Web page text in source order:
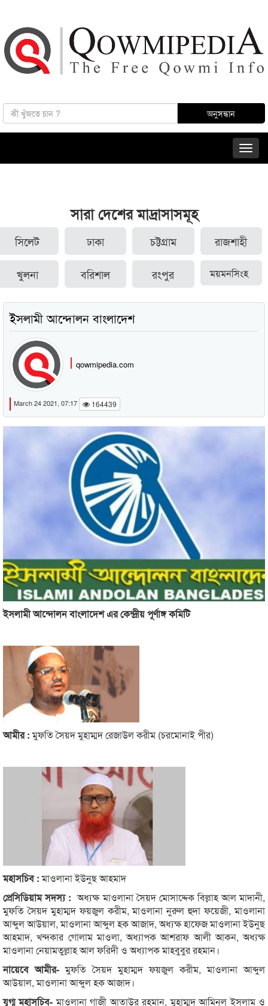
সারা দেশের মাদ্রাসাসমূহ
সিলেট ঢাকা চট্টগ্রাম রাজশাহী
খুলনা বরিশাল রংপুর ময়মনসিংহ
ইসলামী আন্দোলন বাংলাদেশ
qowmipedia.com
March 24 2021, 07:17 164439
ইসলামী আন্দোলন বাংলাদেশ এর কেন্দ্রীয় পূর্ণাঙ্গ কমিটি
আমীর :মুফতি সৈয়দ মুহাম্মদ রেজাউল করীম (চরমোনাই পীর)
মহাসচিব :মাওলানা ইউনুছ আহমাদ
প্রেসিডিয়াম সদস্য : অধ্যক্ষ মাওলানা সৈয়দ মোসাদ্দেক বিল্লাহ আল মাদানী,
মুফতি সৈয়দ মুহাম্মদ ফয়জুল করীম, মাওলানা নুরুল হুদা ফয়েজী, মাওলানা
আব্দুল আউয়াল, মাওলানা আব্দুল হক আজাদ, অধ্যক্ষ হাফেজ মাওলানা ইউনুছ
আহমাদ, খন্দকার গোলাম মাওলা, অধ্যাপক আশরাফ আলী আকন, অধ্যক্ষ
মাওলানা নেয়ামতুল্লাহ আল ফরিদী ও অধ্যাপক মাহবুবুর রহমান।
নায়েবে আমীর- মুফতি সৈয়দ মুহাম্মদ ফয়জুল করীম, মাওলানা আব্দুল
আউয়াল, মাওলানা আব্দুল হক আজাদ।
যুগ্ম মহাসচিব- মাওলানা গাজী আতাউর রহমান, মুহাম্মদ আমিনুল ইসলাম ও